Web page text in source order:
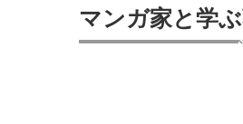
マンガ家と学